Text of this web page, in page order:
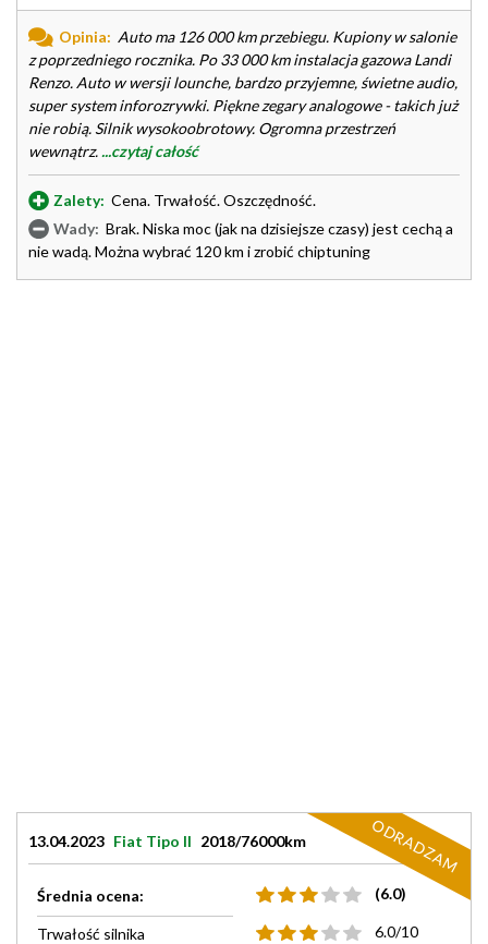
Opinia: Auto ma 126 000 km przebiegu. Kupiony w salonie
z poprzedniego rocznika. Po 33 000 km instalacja gazowa Landi
Renzo. Auto w wersji lounche, bardzo przyjemne, świetne audio,
super system inforozrywki. Piękne zegary analogowe - takich już
nie robią. Silnik wysokoobrotowy. Ogromna przestrzeń
wewnątrz. ...czytaj całość
Zalety: Cena. Trwałość. Oszczędność.
Wady: Brak. Niska moc (jak na dzisiejsze czasy) jest cechą a
nie wadą. Można wybrać 120 km i zrobić chiptuning
13.04.2023 Fiat Tipo II 2018/76000km
Średnia ocena: (6.0)
Trwałość silnika
6.0/10
ODRADZAM